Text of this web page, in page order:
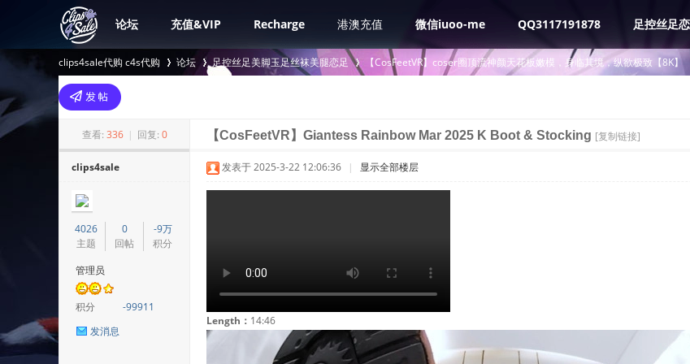
论坛 充值&VIP Recharge 港澳充值 微信iuoo-me QQ3117191878 足控丝足
clips4sale代购 c4s代购
>
论坛 足控丝足美脚玉足丝袜美腿恋足
›
【CosFeetVR】coser圈顶流神颜天花板嫩模，身临其境，纵欲极致【8K】
查看: 336 | 回复: 0 【CosFeetVR】Giantess Rainbow Mar 2025 K Boot & Stocking [复制链接]
clips4sale
4026
主题
0
回帖
-9万
积分
管理员
积分
-99911
发消息
发表于 2025-3-22 12:06:36 | 显示全部楼层
Length： 14:46